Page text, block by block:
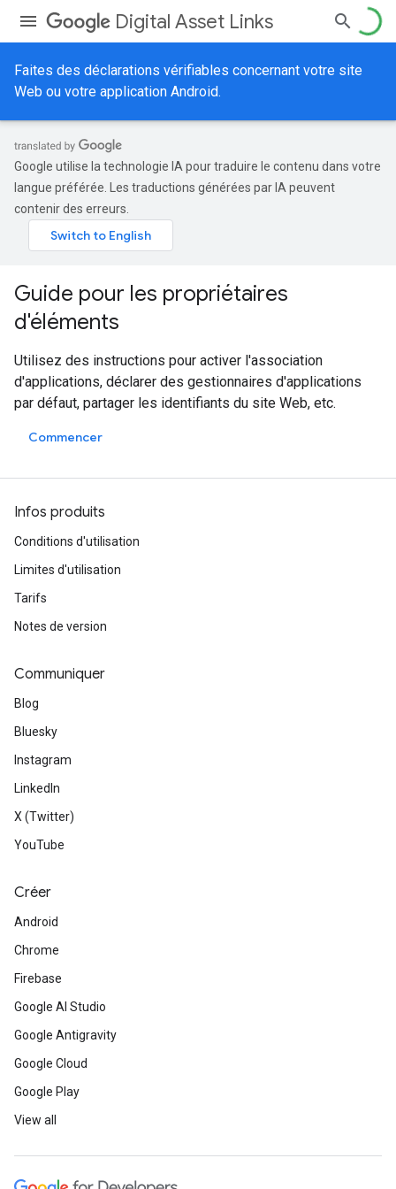
Digital Asset Links
Faites des déclarations vérifiables concernant votre site
Web ou votre application Android.
Google utilise la technologie IA pour traduire le contenu dans votre
langue préférée. Les traductions générées par IA peuvent
contenir des erreurs.
Guide pour les propriétaires
d'éléments
Utilisez des instructions pour activer l'association
d'applications, déclarer des gestionnaires d'applications
par défaut, partager les identifiants du site Web, etc.
Commencer
Infos produits
Conditions d'utilisation
Limites d'utilisation
Tarifs
Notes de version
Communiquer
Blog
Bluesky
Instagram
LinkedIn
X (Twitter)
YouTube
Créer
Android
Chrome
Firebase
Google AI Studio
Google Antigravity
Google Cloud
Google Play
View all